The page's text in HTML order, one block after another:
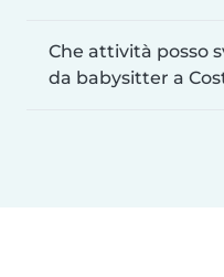
Che attività posso
da babysitter a